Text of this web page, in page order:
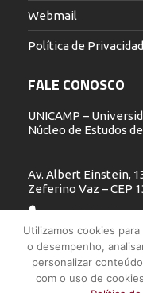
Webmail
Política de
FALE CONOSCO
UNICAMP –
Núcleo de Estudos
Av. Albert Einstein,
Zeferino Vaz – CEP
19
Utilizamos cookies
o desempenho,
personalizar
com o uso de